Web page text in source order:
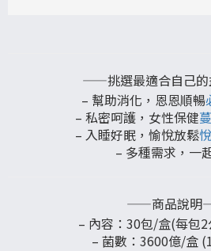
——挑選最適合自己
– 幫助消化，恩恩順暢
– 私密呵護，女性保健
– 入睡好眠，愉悅放鬆
– 多種需求，一
——商品說
– 內容：30包/盒(每包
– 菌數：3600億/盒